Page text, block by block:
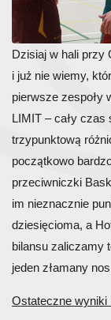
Dzisiaj w hali przy
i już nie wiemy,
pierwsze zespoły
LIMIT – cały czas
trzypunktową
początkowo
przeciwniczki
im nieznacznie
dziesięcioma, a
bilansu zaliczamy
jeden złamany
Ostateczne wyniki